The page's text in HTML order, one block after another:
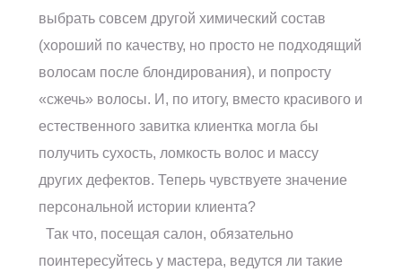
выбрать совсем другой химический состав
(хороший по качеству, но просто не подходящий
волосам после блондирования), и попросту
«сжечь» волосы. И, по итогу, вместо красивого и
естественного завитка клиентка могла бы
получить сухость, ломкость волос и массу
других дефектов. Теперь чувствуете значение
персональной истории клиента?
Так что, посещая салон, обязательно
поинтересуйтесь у мастера, ведутся ли такие